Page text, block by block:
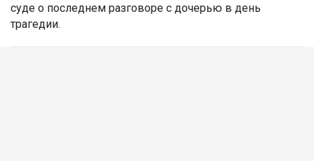
суде о последнем разговоре с дочерью в день
трагедии.